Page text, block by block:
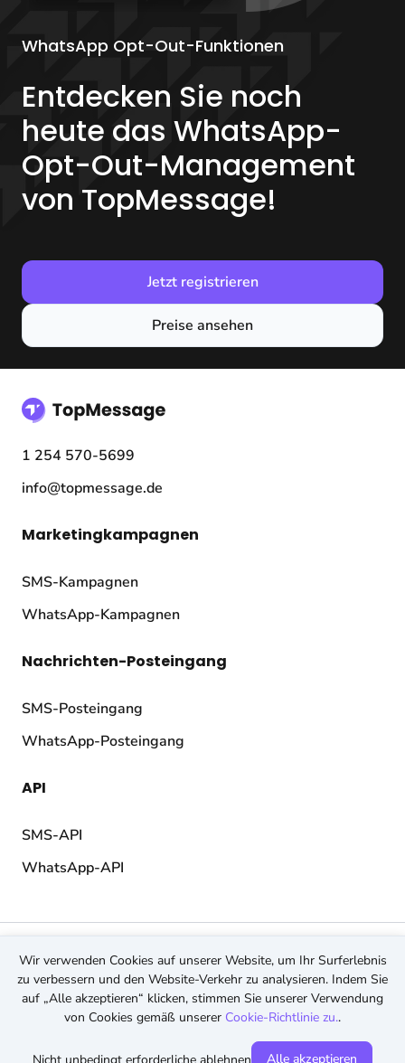
WhatsApp Opt-Out-Funktionen
Entdecken Sie noch
heute das WhatsApp-
Opt-Out-Management
von TopMessage!
Jetzt registrieren
Preise ansehen
1 254 570-5699
info@topmessage.de
Marketingkampagnen
SMS-Kampagnen
WhatsApp-Kampagnen
Nachrichten-Posteingang
SMS-Posteingang
WhatsApp-Posteingang
API
SMS-API
WhatsApp-API
AGB
Datenschutz
Cookies
Wir verwenden Cookies auf unserer Website, um Ihr Surferlebnis
zu verbessern und den Website-Verkehr zu analysieren. Indem Sie
auf „Alle akzeptieren“ klicken, stimmen Sie unserer Verwendung
von Cookies gemäß unserer Cookie-Richtlinie zu..
Nicht unbedingt erforderliche ablehnen Alle akzeptieren